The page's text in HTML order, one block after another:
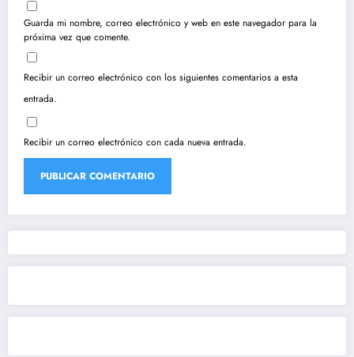
Guarda mi nombre, correo electrónico y web en este navegador para la
próxima vez que comente.
Recibir un correo electrónico con los siguientes comentarios a esta
entrada.
Recibir un correo electrónico con cada nueva entrada.